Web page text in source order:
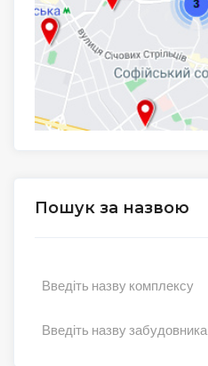
Пошук за назвою
Введіть назву комплексу
Введіть назву забудовника